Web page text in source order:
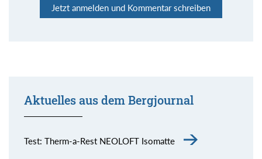
Jetzt anmelden und Kommentar schreiben
Aktuelles aus dem Bergjournal
Test: Therm-a-Rest NEOLOFT Isomatte